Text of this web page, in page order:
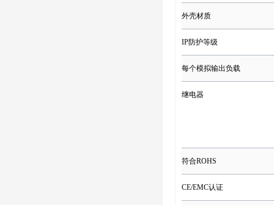
外壳材质
IP防护等级
每个模拟输出负载
继电器
符合ROHS
CE/EMC认证